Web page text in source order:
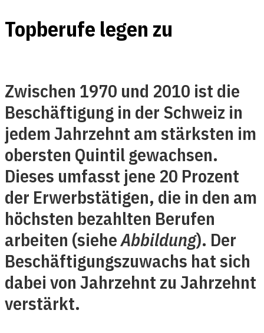
Topberufe legen zu
Zwischen 1970 und 2010 ist die
Beschäftigung in der Schweiz in
jedem Jahrzehnt am stärksten im
obersten Quintil gewachsen.
Dieses umfasst jene 20 Prozent
der Erwerbstätigen, die in den am
höchsten bezahlten Berufen
arbeiten (sieheAbbildung). Der
Beschäftigungszuwachs hat sich
dabei von Jahrzehnt zu Jahrzehnt
verstärkt.